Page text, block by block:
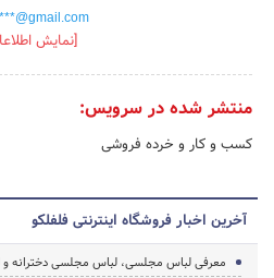
[نمایش
منتشر شده در سرویس:
کسب و کار و خرده فروشی
آخرین اخبار فروشگاه اینترنتی فلفلکو
معرفی لباس مجلسی، لباس مجلسی دخترانه و